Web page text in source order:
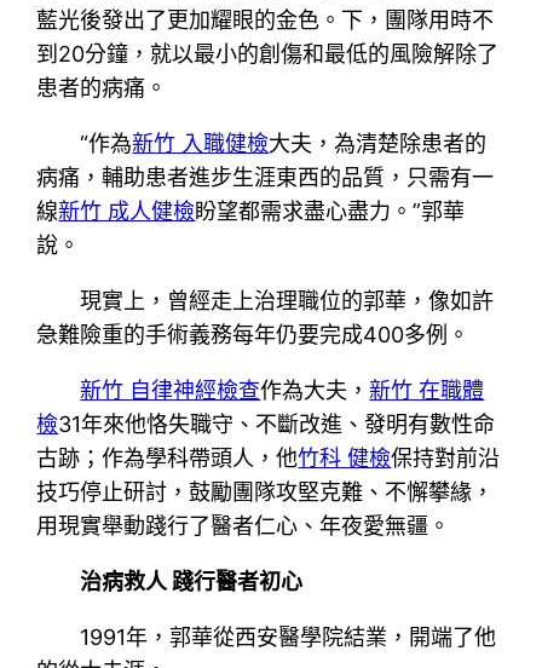
藍光後發出了更加耀眼的金色。下，團隊用時不
到20分鐘，就以最小的創傷和最低的風險解除了
患者的病痛。
“作為新竹 入職健檢大夫，為清楚除患者的
病痛，輔助患者進步生涯東西的品質，只需有一
線新竹 成人健檢盼望都需求盡心盡力。”郭華
說。
現實上，曾經走上治理職位的郭華，像如許
急難險重的手術義務每年仍要完成400多例。
新竹 自律神經檢查作為大夫，新竹 在職體
檢31年來他恪失職守、不斷改進、發明有數性命
古跡；作為學科帶頭人，他竹科 健檢保持對前沿
技巧停止研討，鼓勵團隊攻堅克難、不懈攀緣，
用現實舉動踐行了醫者仁心、年夜愛無疆。
治病救人 踐行醫者初心
1991年，郭華從西安醫學院結業，開端了他